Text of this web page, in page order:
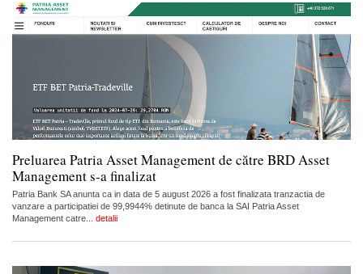
Preluarea Patria Asset Management de către BRD Asset
Management s-a finalizat
Patria Bank SA anunta ca in data de 5 august 2026 a fost finalizata tranzactia de
vanzare a participatiei de 99,9944% detinute de banca la SAI Patria Asset
Management catre... detalii